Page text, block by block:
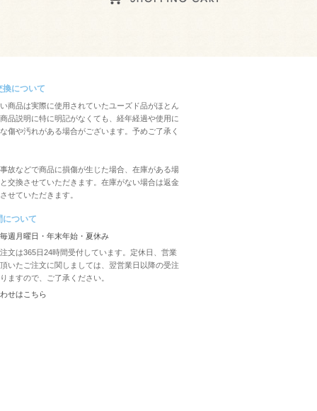
換について
商品は実際に使用されていたユーズド品がほとん
品説明に特に明記がなくても、経年経過や使用に
傷や汚れがある場合がございます。予めご了承く
故などで商品に損傷が生じた場合、在庫がある場
交換させていただきます。在庫がない場合は返金
せていただきます。
について
週月曜日・年末年始・夏休み
文は365日24時間受付しています。定休日、営業
いたご注文に関しましては、翌営業日以降の受注
ますので、ご了承ください。
せは こちら